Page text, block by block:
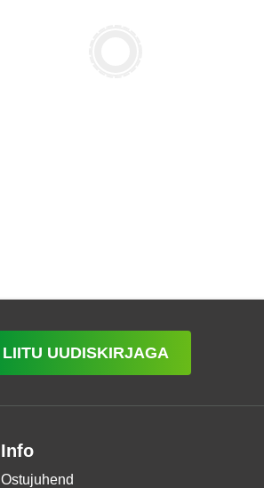
LIITU UUDISKIRJAGA
Info
Ostujuhend